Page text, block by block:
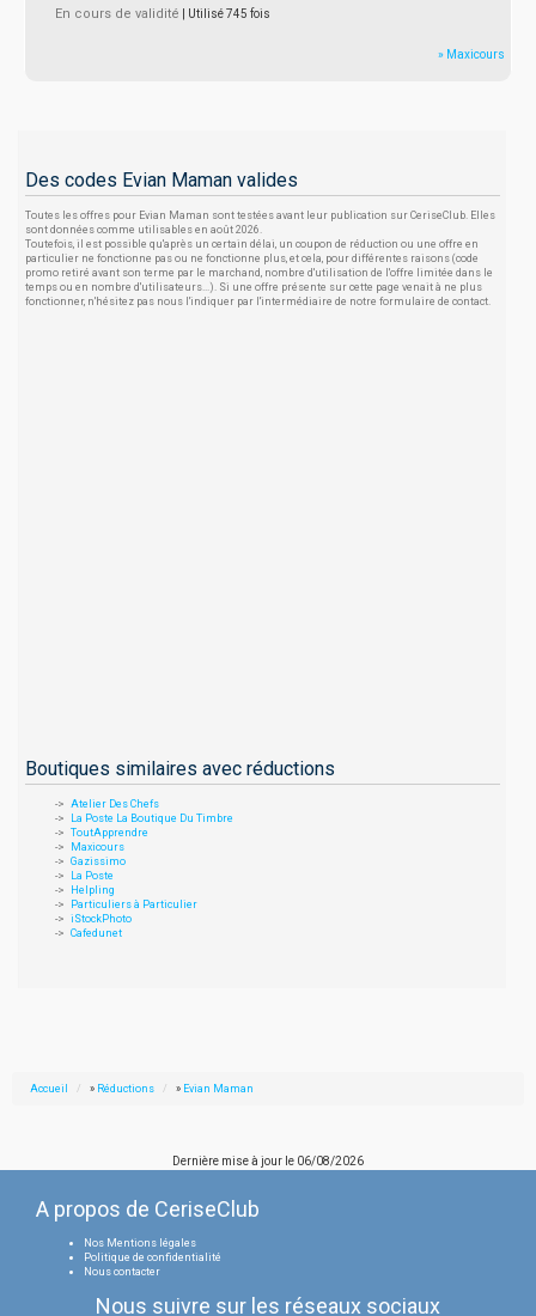
En cours de validité | Utilisé 745 fois
» Maxicours
Des codes Evian Maman valides
Toutes les offres pour Evian Maman sont testées avant leur publication sur CeriseClub. Elles
sont données comme utilisables en août 2026.
Toutefois, il est possible qu'après un certain délai, un coupon de réduction ou une offre en
particulier ne fonctionne pas ou ne fonctionne plus, et cela, pour différentes raisons (code
promo retiré avant son terme par le marchand, nombre d'utilisation de l'offre limitée dans le
temps ou en nombre d'utilisateurs...). Si une offre présente sur cette page venait à ne plus
fonctionner, n'hésitez pas nous l'indiquer par l'intermédiaire de notre formulaire de contact.
Boutiques similaires avec réductions
Atelier Des Chefs
La Poste La Boutique Du Timbre
ToutApprendre
Maxicours
Gazissimo
La Poste
Helpling
Particuliers à Particulier
iStockPhoto
Cafedunet
Accueil » Réductions » Evian Maman
Dernière mise à jour le 06/08/2026
A propos de CeriseClub
Nos Mentions légales
Politique de confidentialité
Nous contacter
Nous suivre sur les réseaux sociaux